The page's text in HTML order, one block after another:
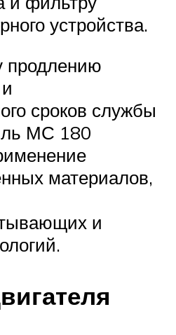
устройства.
продлению
сроков службы
МС 180
материалов,
и